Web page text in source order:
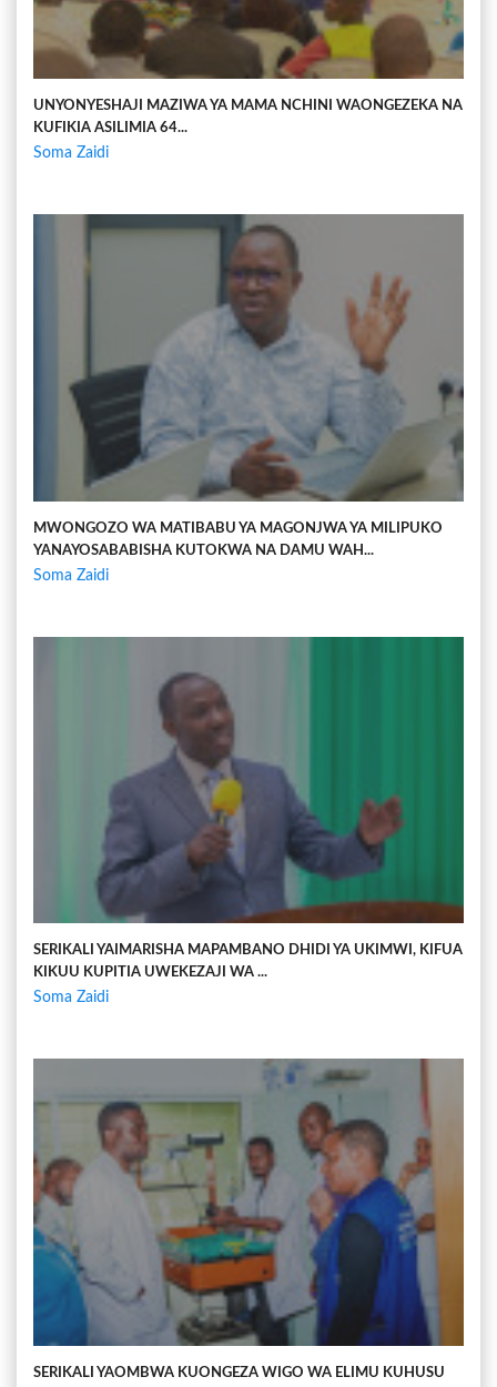
UNYONYESHAJI MAZIWA YA MAMA NCHINI WAONGEZEKA NA
KUFIKIA ASILIMIA 64...
Soma Zaidi
MWONGOZO WA MATIBABU YA MAGONJWA YA MILIPUKO
YANAYOSABABISHA KUTOKWA NA DAMU WAH...
Soma Zaidi
SERIKALI YAIMARISHA MAPAMBANO DHIDI YA UKIMWI, KIFUA
KIKUU KUPITIA UWEKEZAJI WA ...
Soma Zaidi
SERIKALI YAOMBWA KUONGEZA WIGO WA ELIMU KUHUSU